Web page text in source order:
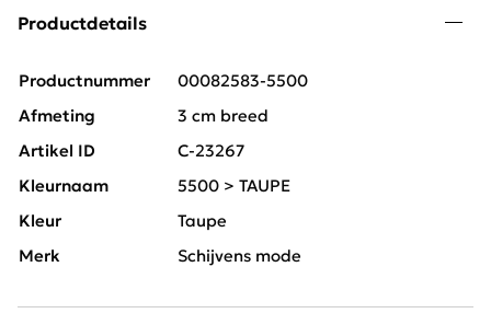
Productdetails
Productnummer
00082583-5500
Afmeting
3 cm breed
Artikel ID
C-23267
Kleurnaam
5500 > TAUPE
Kleur
Taupe
Merk
Schijvens mode